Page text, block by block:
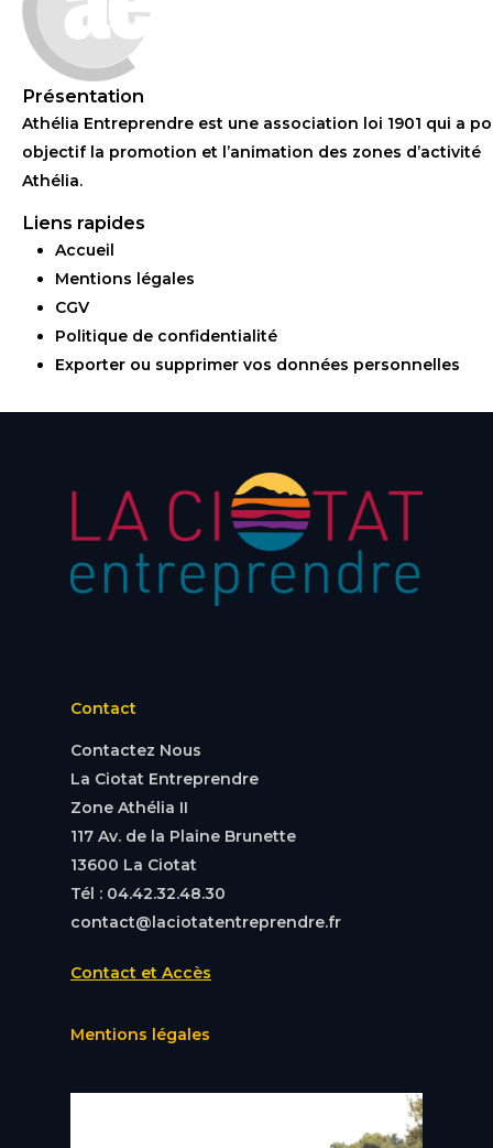
Présentation
Athélia Entreprendre est une association loi 1901 qui a
objectif la promotion et l’animation des zones d’activité
Athélia.
Liens rapides
Accueil
Mentions légales
CGV
Politique de confidentialité
Exporter ou supprimer vos données personnelles
Contact
Contactez Nous
La Ciotat Entreprendre
Zone Athélia II
117 Av. de la Plaine Brunette
13600 La Ciotat
Tél : 04.42.32.48.30
contact@laciotatentreprendre.fr
Contact et Accès
Mentions légales